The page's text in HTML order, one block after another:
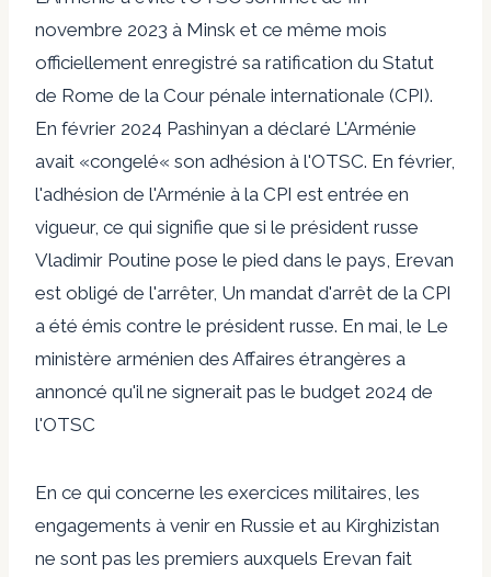
novembre 2023 à Minsk et ce même mois
officiellement enregistré sa ratification du Statut
de Rome de la Cour pénale internationale (CPI).
En février 2024 Pashinyan a déclaré L'Arménie
avait «congelé« son adhésion à l'OTSC. En février,
l'adhésion de l'Arménie à la CPI est entrée en
vigueur, ce qui signifie que si le président russe
Vladimir Poutine pose le pied dans le pays, Erevan
est obligé de l'arrêter, Un mandat d'arrêt de la CPI
a été émis contre le président russe. En mai, le Le
ministère arménien des Affaires étrangères a
annoncé qu'il ne signerait pas le budget 2024 de
l'OTSC
En ce qui concerne les exercices militaires, les
engagements à venir en Russie et au Kirghizistan
ne sont pas les premiers auxquels Erevan fait